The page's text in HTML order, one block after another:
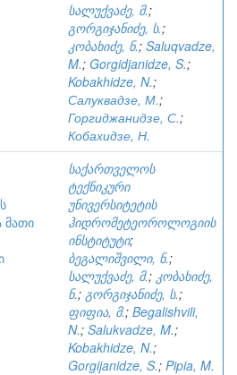
სალუქვაძე, მ.;
გორგიჯანიძე, ს.;
კობახიძე, ნ.; Saluqvadze,
M.; Gorgidjanidze, S.;
Kobakhidze, N.;
Салуквадзе, М.;
Горгиджанидзе, С.;
Кобахидзе, Н.
მათი
საქართველოს
ტექნიკური
უნივერსიტეტის
ჰიდრომეტეოროლოგიის
ინსტიტუტი;
ბეგალიშვილი, ნ.;
სალუქვაძე, მ.; კობახიძე,
ნ.; გორგიჯანიძე, ს.;
ფიფია, მ.; Begalishvili,
N.; Salukvadze, M.;
Kobakhidze, N.;
Gorgijanidze, S.; Pipia, M.